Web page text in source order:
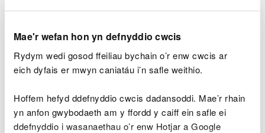
Mae'r wefan hon yn defnyddio cwcis
Rydym wedi gosod ffeiliau bychain o’r enw cwcis ar
eich dyfais er mwyn caniatáu i’n safle weithio.
Hoffem hefyd ddefnyddio cwcis dadansoddi. Mae’r rhain
yn anfon gwybodaeth am y ffordd y caiff ein safle ei
ddefnyddio i wasanaethau o’r enw Hotjar a Google
cymesur. Er gwaethaf hyn, parhaodd Platts
gwastraff i’w ddefnyddio mewn sarn i anifeiliaid
heb awdurdodiad.
Dywedodd Carys Williams, Arweinydd y Tîm
Rheoleiddio Gwastraff yn CNC: